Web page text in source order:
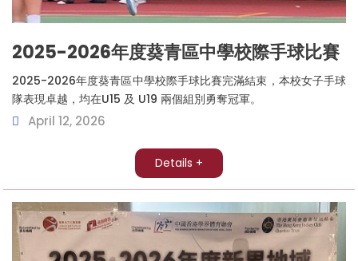
2025-2026年度葵青區中學校際手球比賽
2025-2026年度葵青區中學校際手球比賽完滿結束，本校女子手球
隊表現卓越，均在U15 及 U19 兩個組別勇奪冠軍。
April 12, 2026
Details +